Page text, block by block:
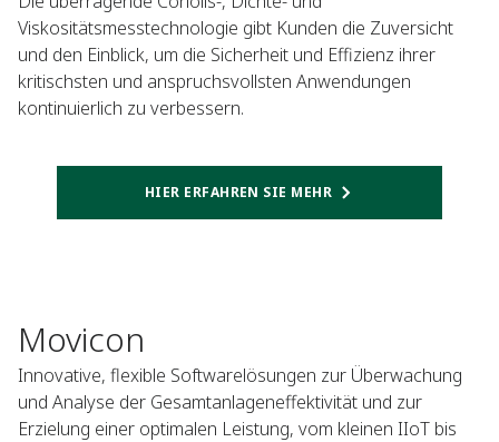
Viskositätsmesstechnologie gibt Kunden die Zuversicht
und den Einblick, um die Sicherheit und Effizienz ihrer
kritischsten und anspruchsvollsten Anwendungen
kontinuierlich zu verbessern.
HIER ERFAHREN SIE MEHR
Movicon
Innovative, flexible Softwarelösungen zur Überwachung
und Analyse der Gesamtanlageneffektivität und zur
Erzielung einer optimalen Leistung, vom kleinen IIoT bis